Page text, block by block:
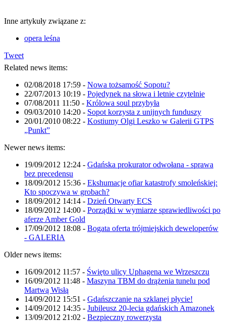
Inne artykuły związane z:
opera leśna
Tweet
Related news items:
02/08/2018 17:59 - Nowa tożsamość Sopotu?
22/07/2013 10:19 - Pojedynek na słowa i letnie czytelnie
07/08/2011 11:50 - Królowa soul przybyła
09/03/2010 14:20 - Sopot korzysta z unijnych funduszy
20/01/2010 08:22 - Kostiumy Olgi Leszko w Galerii GTPS
„Punkt”
Newer news items:
19/09/2012 12:24 - Gdańska prokurator odwołana - sprawa
bez precedensu
18/09/2012 15:36 - Ekshumacje ofiar katastrofy smoleńskiej:
Kto spoczywa w grobach?
18/09/2012 14:14 - Dzień Otwarty ECS
18/09/2012 14:00 - Porządki w wymiarze sprawiedliwości po
aferze Amber Gold
17/09/2012 18:08 - Bogata oferta trójmiejskich deweloperów
- GALERIA
Older news items:
16/09/2012 11:57 - Święto ulicy Uphagena we Wrzeszczu
16/09/2012 11:48 - Maszyna TBM do drążenia tunelu pod
Martwą Wisłą
14/09/2012 15:51 - Gdańszczanie na szklanej płycie!
14/09/2012 14:35 - Jubileusz 20-lecia gdańskich Amazonek
13/09/2012 21:02 - Bezpieczny rowerzysta